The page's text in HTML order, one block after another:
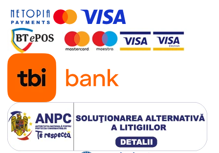
Standarde: ISO 9001
Tehnologie: VRLA GEL
Temperatura de incarcare: 0°C si 40°C
Temperatura de descarcare: -15°C la 50°C
Temperatura de depozitare: -15°C la 40°C
Lungime: 330 mm / Adancime: 173 mm / Inaltime: 212
mm
Greutate: 31 kg
Garantie: 24 de luni.